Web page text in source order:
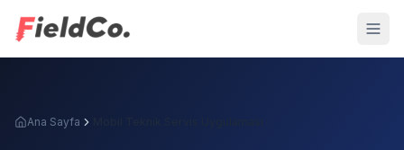
Ana Sayfa